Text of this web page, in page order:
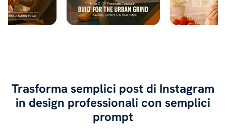
Trasforma semplici post di Instagram
in design professionali con semplici
prompt